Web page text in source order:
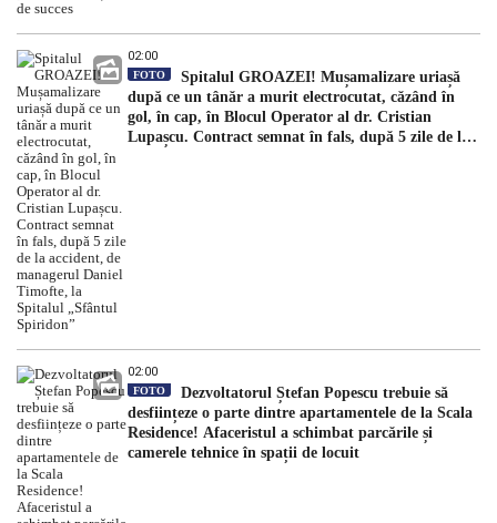
02:00
FOTO
Spitalul GROAZEI! Mușamalizare uriașă
după ce un tânăr a murit electrocutat, căzând în
gol, în cap, în Blocul Operator al dr. Cristian
Lupașcu. Contract semnat în fals, după 5 zile de la
02:00
FOTO
Dezvoltatorul Ștefan Popescu trebuie să
desființeze o parte dintre apartamentele de la Scala
Residence! Afaceristul a schimbat parcările și
camerele tehnice în spații de locuit